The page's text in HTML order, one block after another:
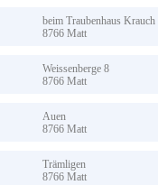
beim Traubenhaus Krauch
8766 Matt
Weissenberge 8
8766 Matt
Auen
8766 Matt
Trämligen
8766 Matt